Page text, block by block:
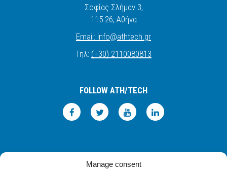
Manage consent
Σοφίας Σλήμαν 3,
115 26, Αθήνα
Email: info@athtech.gr
Τηλ: (+30) 2110080813
FOLLOW ATH/TECH